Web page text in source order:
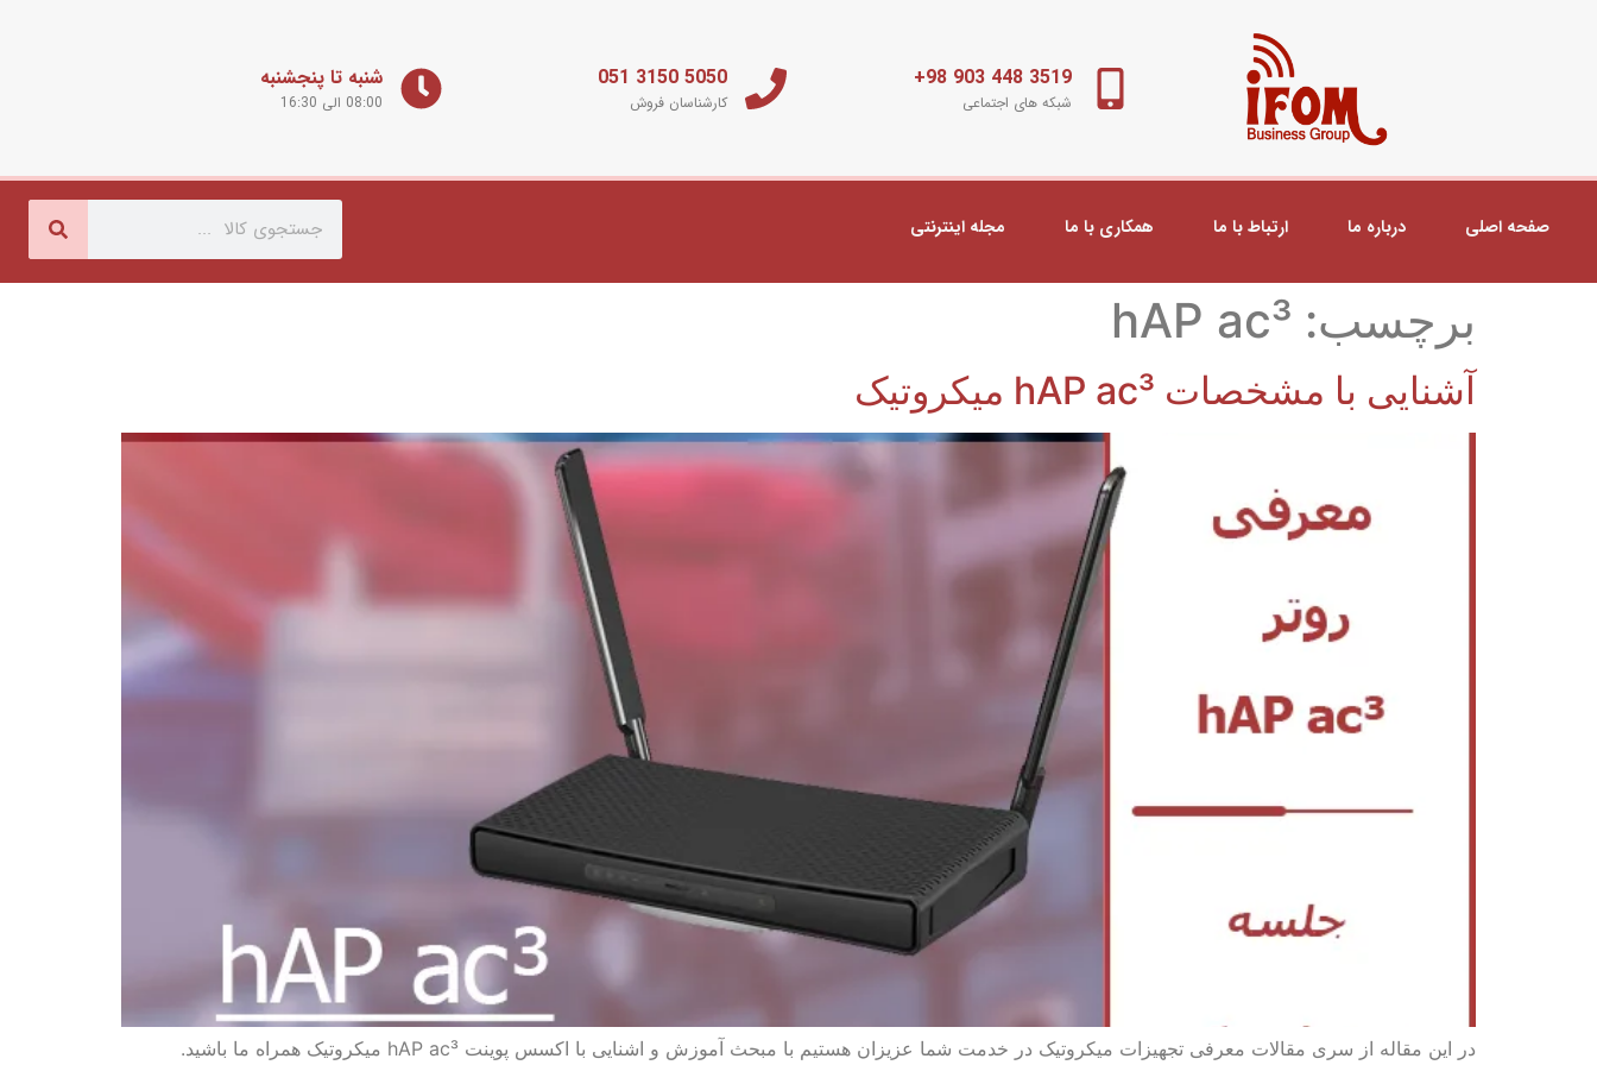
3519 448 903 98+
شبکه های اجتماعی
5050 3150 051
کارشناسان فروش
شنبه تا پنجشنبه
08:00 الی 16:30
صفحه اصلی درباره ما ارتباط با ما همکاری با ما مجله اینترنتی
برچسب: hAP ac³
آشنایی با مشخصات hAP ac³ میکروتیک
در این مقاله از سری مقالات معرفی تجهیزات میکروتیک در خدمت شما عزیزان هستیم با مبحث آموزش و اشنایی با اکسس پوینت hAP ac³ میکروتیک همراه ما باشید.